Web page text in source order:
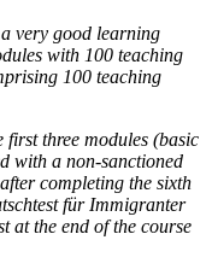
very good learning
with 100 teaching
100 teaching
three modules (basic
with a non-sanctioned
completing the sixth
für Immigranter
at the end of the course